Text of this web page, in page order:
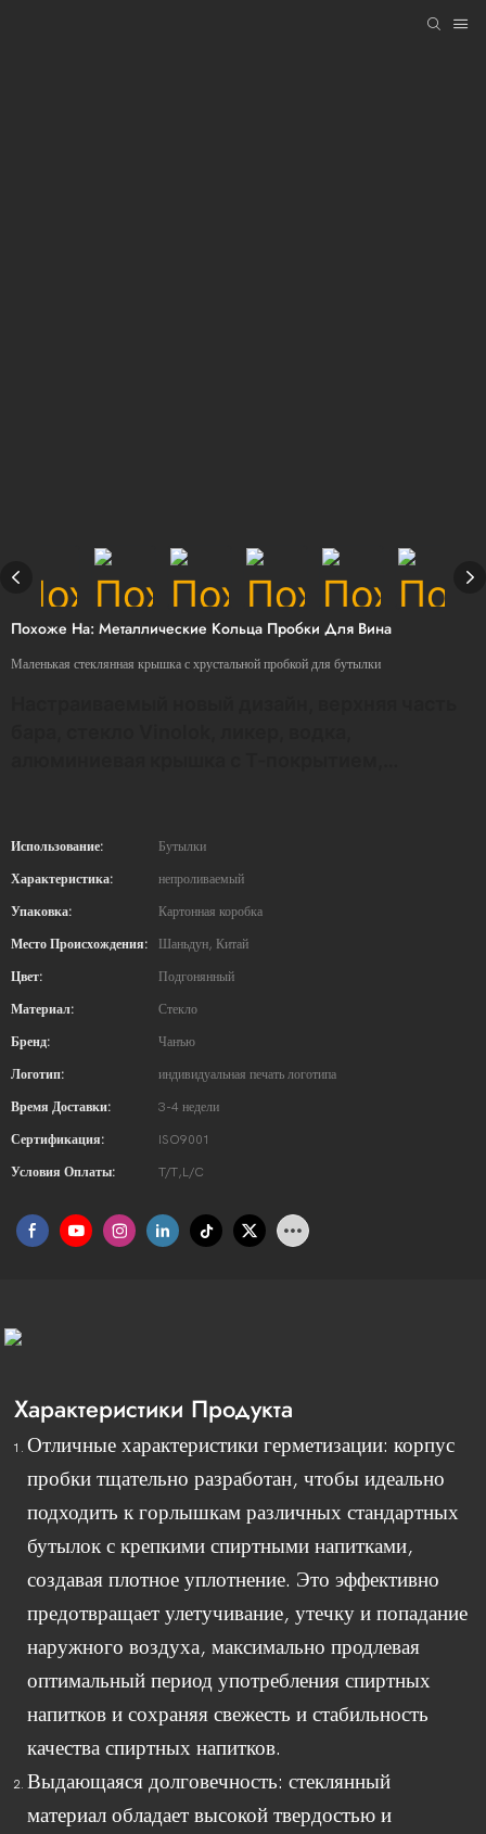
Похоже На: Металлические Кольца Пробки Для Вина
Маленькая стеклянная крышка с хрустальной пробкой для бутылки
Использование: Бутылки
Характеристика: непроливаемый
Упаковка: Картонная коробка
Место Происхождения: Шаньдун, Китай
Цвет: Подгонянный
Материал: Стекло
Бренд: Чанъю
Логотип: индивидуальная печать логотипа
Время Доставки: 3-4 недели
Сертификация: ISO9001
Условия Оплаты: T/T,L/C
Характеристики Продукта
Отличные характеристики герметизации: корпус
пробки тщательно разработан, чтобы идеально
подходить к горлышкам различных стандартных
бутылок с крепкими спиртными напитками,
создавая плотное уплотнение. Это эффективно
предотвращает улетучивание, утечку и попадание
наружного воздуха, максимально продлевая
оптимальный период употребления спиртных
напитков и сохраняя свежесть и стабильность
качества спиртных напитков.
Выдающаяся долговечность: стеклянный
материал обладает высокой твердостью и